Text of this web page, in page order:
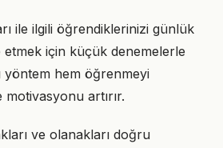
ile ilgili öğrendiklerinizi günlük
etmek için küçük denemelerle
yöntem hem öğrenmeyi
motivasyonu artırır.
ve olanakları doğru